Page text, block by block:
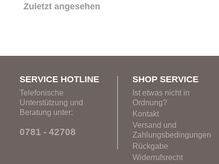
Zuletzt angesehen
SERVICE HOTLINE
Telefonische
Unterstützung und
Beratung unter:
0781 - 42708
SHOP SERVICE
Ist etwas nicht in
Ordnung?
Kontakt
Versand und
Zahlungsbedingungen
Rückgabe
Widerrufsrecht